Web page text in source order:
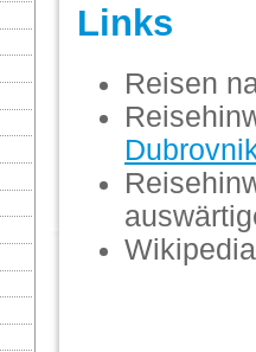
Links
Reisen